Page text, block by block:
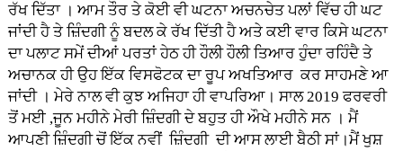
ਰੱਖ ਦਿੱਤਾ । ਆਮ ਤੌਰ ਤੇ ਕੋਈ ਵੀ ਘਟਨਾ ਅਚਨਚੇਤ ਪਲਾਂ ਵਿੱਚ ਹੀ ਘਟ
ਜਾਂਦੀ ਹੈ ਤੇ ਜ਼ਿੰਦਗੀ ਨੂੰ ਬਦਲ ਕੇ ਰੱਖ ਦਿੱਤੀ ਹੈ ਅਤੇ ਕਈ ਵਾਰ ਕਿਸੇ ਘਟਨਾ
ਦਾ ਪਲਾਟ ਸਮੇਂ ਦੀਆਂ ਪਰਤਾਂ ਹੇਠ ਹੀ ਹੌਲੀ ਹੌਲੀ ਤਿਆਰ ਹੁੰਦਾ ਰਹਿੰਦੈ ਤੇ
ਅਚਾਨਕ ਹੀ ਉਹ ਇੱਕ ਵਿਸਫੋਟਕ ਦਾ ਰੂਪ ਅਖਤਿਆਰ ਕਰ ਸਾਹਮਣੇ ਆ
ਜਾਂਦੀ । ਮੇਰੇ ਨਾਲ ਵੀ ਕੁਝ ਅਜਿਹਾ ਹੀ ਵਾਪਰਿਆ। ਸਾਲ 2019 ਫਰਵਰੀ
ਤੋਂ ਮਈ ,ਜੂਨ ਮਹੀਨੇ ਮੇਰੀ ਜ਼ਿੰਦਗੀ ਦੇ ਬਹੁਤ ਹੀ ਔਖੇ ਮਹੀਨੇ ਸਨ । ਮੈਂ
ਆਪਣੀ ਜ਼ਿੰਦਗੀ ਚੋਂ ਇੱਕ ਨਵੀਂ ਜ਼ਿੰਦਗੀ ਦੀ ਆਸ ਲਾਈ ਬੈਠੀ ਸਾਂ।ਮੈਂ ਖੁਸ਼